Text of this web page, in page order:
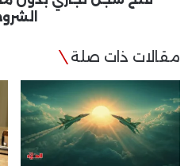
مقالات ذات صلة